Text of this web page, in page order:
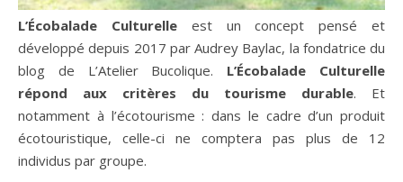
L’Écobalade Culturelleest un concept pensé et
développé depuis 2017 par Audrey Baylac, la fondatrice du
blog de L’Atelier Bucolique. L’Écobalade Culturelle
répond aux critères du tourisme durable. Et
notamment à l’écotourisme : dans le cadre d’un produit
écotouristique, celle-ci ne comptera pas plus de 12
individus par groupe.